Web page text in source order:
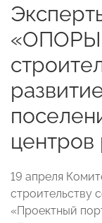
центров
19 апреля
строительству
«Проектный